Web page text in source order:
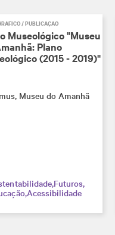
/ PUBLICAÇÃO
Museológico "Museu
Plano
(2015 - 2019)"
, Museu do Amanhã
Futuros
Acessibilidade